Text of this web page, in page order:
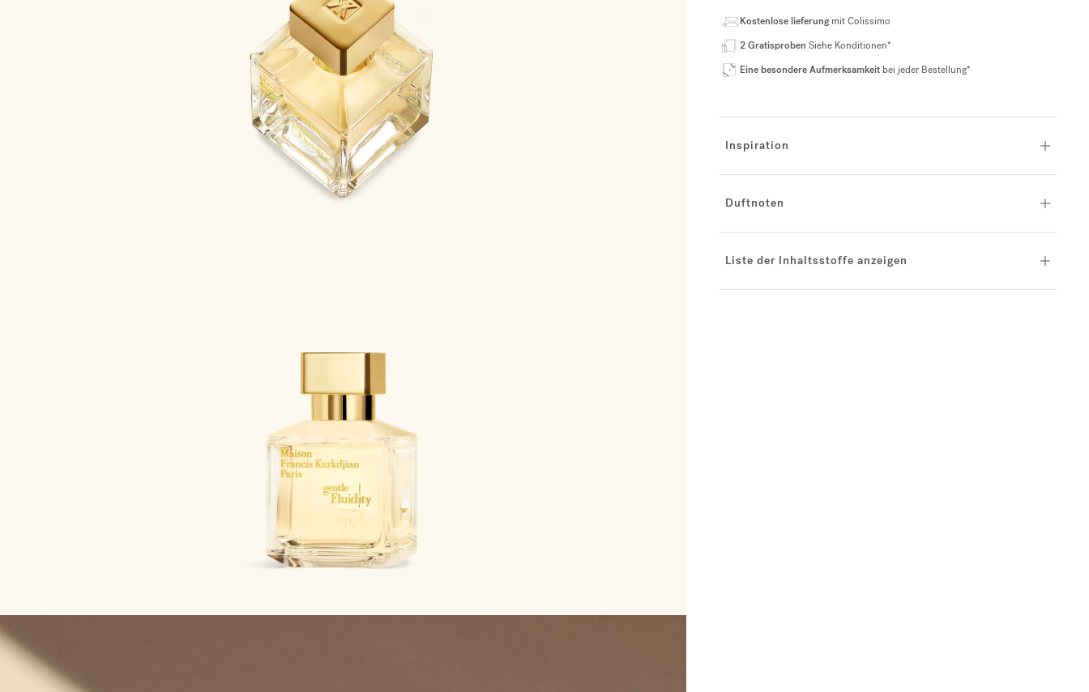
Kostenlose lieferungmit Colissimo
2 Gratisproben Siehe Konditionen*
Eine besondere Aufmerksamkeit bei jeder Bestellung*
Inspiration
Duftnoten
Liste der Inhaltsstoffe anzeigen